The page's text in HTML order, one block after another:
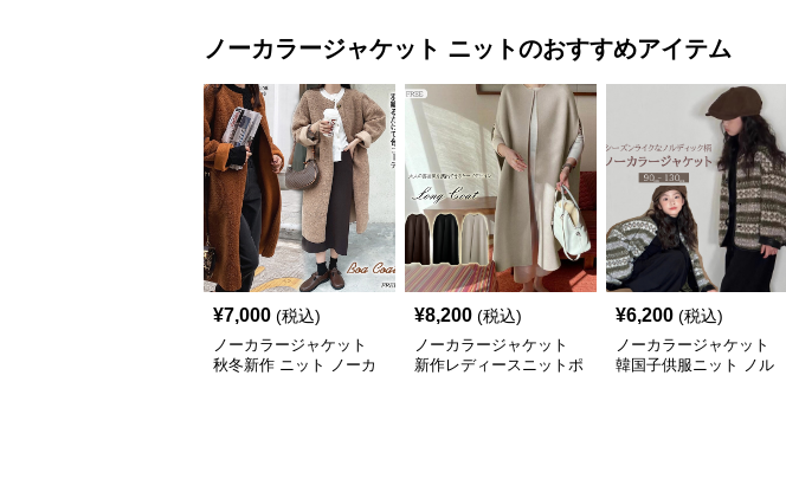
ノーカラージャケット ニットのおすすめアイテム
¥7,000 (税込)
ノーカラージャケット
秋冬新作 ニット ノーカ
¥8,200 (税込)
ノーカラージャケット
新作レディースニットポ
¥6,200 (税込)
ノーカラージャケット
韓国子供服ニット ノル